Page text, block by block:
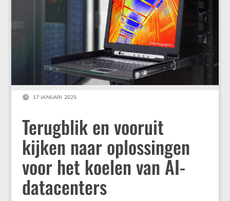
 17 JANUARI 2025
Terugblik en vooruit
kijken naar oplossingen
voor het koelen van AI-
datacenters